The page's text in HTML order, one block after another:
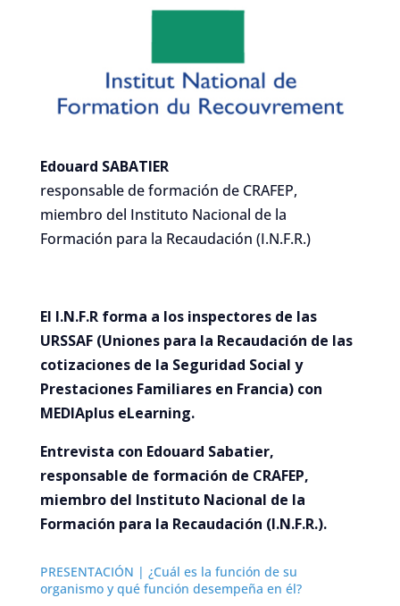
Edouard SABATIER
responsable de formación de CRAFEP,
miembro del Instituto Nacional de la
Formación para la Recaudación (I.N.F.R.)
El I.N.F.R forma a los inspectores de las
URSSAF (Uniones para la Recaudación de las
cotizaciones de la Seguridad Social y
Prestaciones Familiares en Francia) con
MEDIAplus eLearning.
Entrevista con Edouard Sabatier,
responsable de formación de CRAFEP,
miembro del Instituto Nacional de la
Formación para la Recaudación (I.N.F.R.).
PRESENTACIÓN | ¿Cuál es la función de su
organismo y qué función desempeña en él?